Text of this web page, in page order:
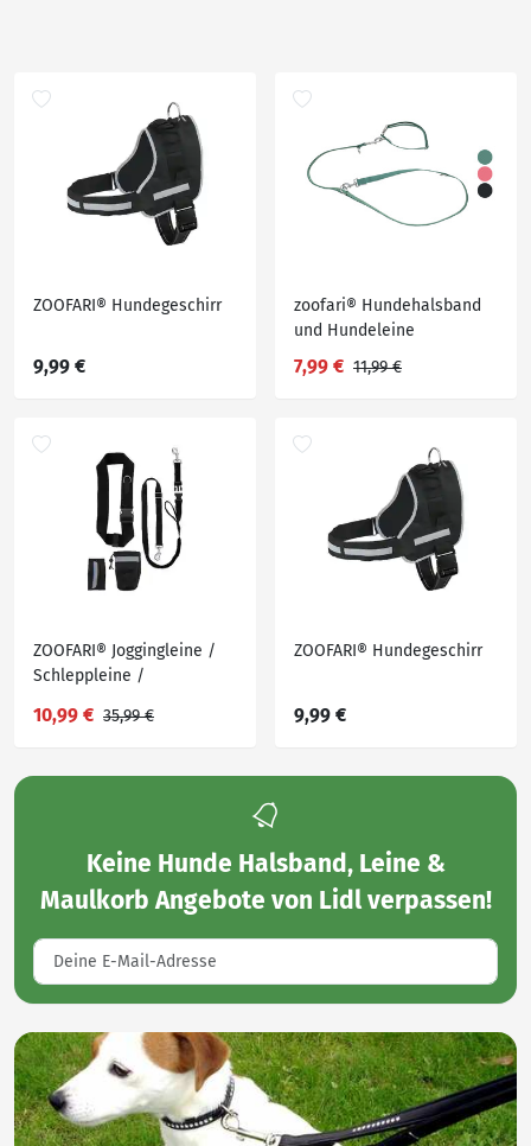
ZOOFARI® Hundegeschirr
9,99 €
zoofari® Hundehalsband
und Hundeleine
7,99 € 11,99 €
ZOOFARI® Joggingleine /
Schleppleine /
Hundeleine
10,99 € 35,99 €
ZOOFARI® Hundegeschirr
9,99 €
Keine Hunde Halsband, Leine &
Maulkorb Angebote von Lidlverpassen!